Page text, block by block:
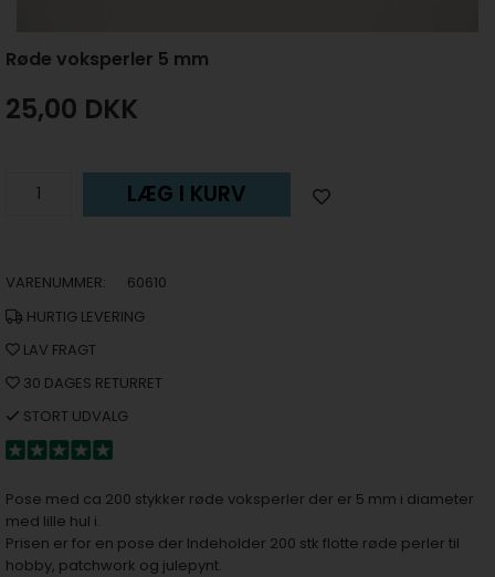
Røde voksperler 5 mm
25,00 DKK
LÆG I KURV
VARENUMMER:
60610
HURTIG LEVERING
LAV FRAGT
30 DAGES RETURRET
STORT UDVALG
Pose med ca 200 stykker røde voksperler der er 5 mm i diameter
med lille hul i.
Prisen er for en pose der Indeholder 200 stk flotte røde perler til
hobby, patchwork og julepynt.